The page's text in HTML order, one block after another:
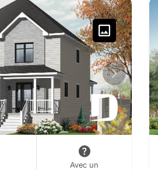
Avec un